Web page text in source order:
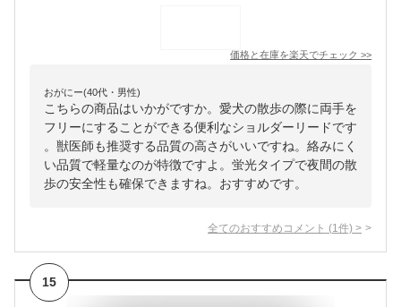
価格と在庫を楽天でチェック >>
おがにー(40代・男性)
こちらの商品はいかがですか。愛犬の散歩の際に両手を
フリーにすることができる便利なショルダーリードです
。獣医師も推奨する品質の高さがいいですね。絡みにく
い品質で軽量なのが特徴ですよ。蛍光タイプで夜間の散
歩の安全性も確保できますね。おすすめです。
全てのおすすめコメント (1 件) >
15